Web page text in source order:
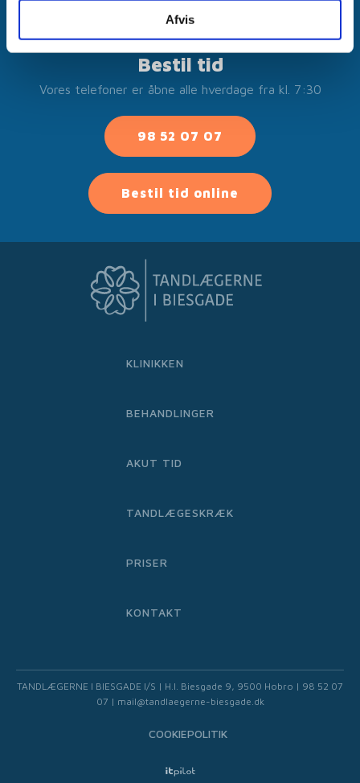
Afvis
Bestil tid
Vores telefoner er åbne alle hverdage fra kl. 7:30
98 52 07 07
Bestil tid online
KLINIKKEN
BEHANDLINGER
AKUT TID
TANDLÆGESKRÆK
PRISER
KONTAKT
TANDLÆGERNE I BIESGADE I/S | H.I. Biesgade 9, 9500 Hobro | 98 52 07
07 | mail@tandlaegerne-biesgade.dk
COOKIEPOLITIK